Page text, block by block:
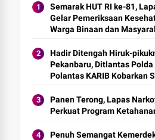
Semarak HUT RI ke-81,
Gelar Pemeriksaan
Warga Binaan dan
Hadir Ditengah Hiruk-
Pekanbaru, Ditlantas Polda
Polantas KARIB Kobarkan
Policing Jelang HUT RI Ke-
Panen Terong, Lapas
Perkuat Program
Penuh Semangat